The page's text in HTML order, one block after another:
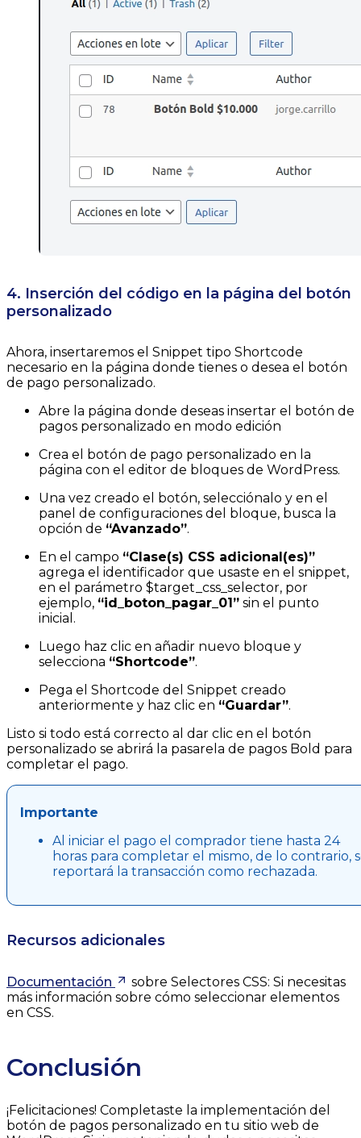
4. Inserción del código en la página del botón
personalizado
Ahora, insertaremos el Snippet tipo Shortcode
necesario en la página donde tienes o desea el botón
de pago personalizado.
Abre la página donde deseas insertar el botón de
pagos personalizado en modo edición
Crea el botón de pago personalizado en la
página con el editor de bloques de WordPress.
Una vez creado el botón, selecciónalo y en el
panel de configuraciones del bloque, busca la
opción de “Avanzado”.
En el campo “Clase(s) CSS adicional(es)”
agrega el identificador que usaste en el snippet,
en el parámetro $target_css_selector, por
ejemplo, “id_boton_pagar_01” sin el punto
inicial.
Luego haz clic en añadir nuevo bloque y
selecciona “Shortcode”.
Pega el Shortcode del Snippet creado
anteriormente y haz clic en “Guardar”.
Listo si todo está correcto al dar clic en el botón
personalizado se abrirá la pasarela de pagos Bold para
completar el pago.
Importante
Al iniciar el pago el comprador tiene hasta 24
horas para completar el mismo, de lo contrario,
reportará la transacción como rechazada.
Recursos adicionales
Documentación
sobre Selectores CSS: Si necesitas
más información sobre cómo seleccionar elementos
en CSS.
Conclusión
¡Felicitaciones! Completaste la implementación del
botón de pagos personalizado en tu sitio web de